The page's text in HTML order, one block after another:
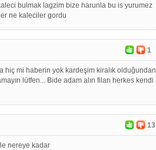
bulmak lagzim bize harunla bu is yurumez
ne kaleciler gordu
1
hiç mi haberin yok kardeşim kiralık olduğundan
lütfen... Bide adam alın filan herkes kendi
13
nereye kadar